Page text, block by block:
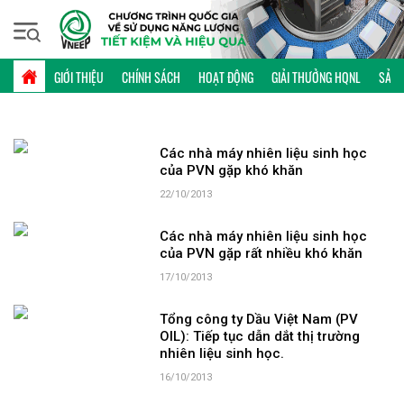
GIỚI THIỆU CHÍNH SÁCH HOẠT ĐỘNG GIẢI THƯỞNG HQNL SẢN
Thứ sáu, 07/08/2026 | 10:01 GMT+7
TỪ KHÓA: DẦU KHÍ
Các nhà máy nhiên liệu sinh học
của PVN gặp khó khăn
22/10/2013
Các nhà máy nhiên liệu sinh học
của PVN gặp rất nhiều khó khăn
17/10/2013
Tổng công ty Dầu Việt Nam (PV
OIL): Tiếp tục dẫn dắt thị trường
nhiên liệu sinh học.
16/10/2013